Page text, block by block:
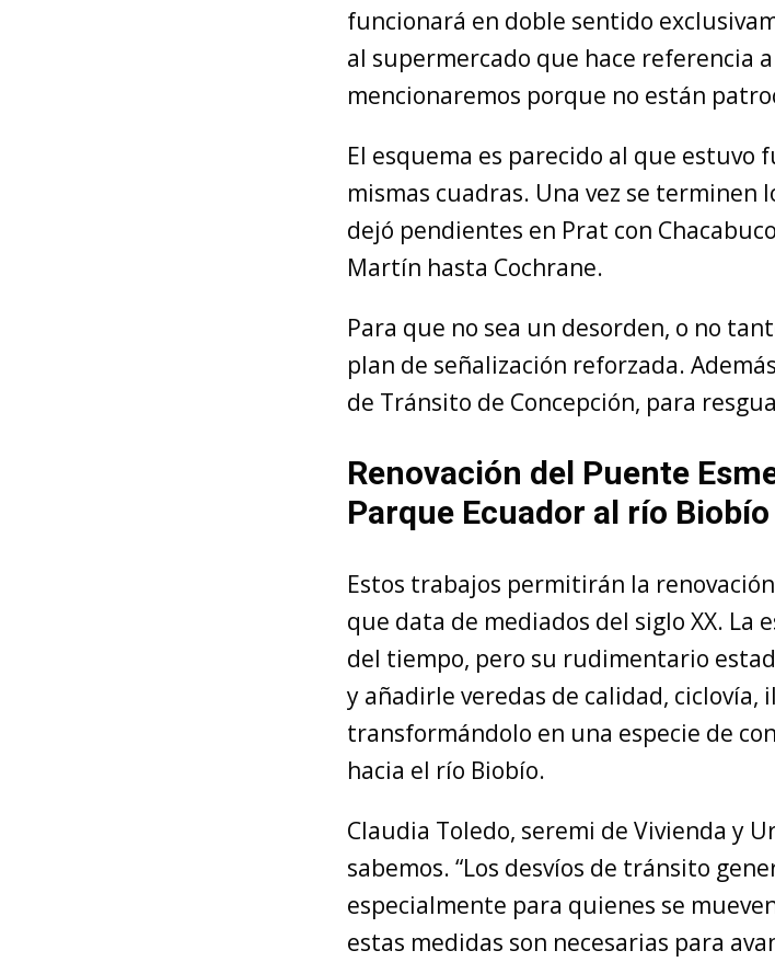
funcionará en doble sentido
al supermercado que hace referencia
mencionaremos porque no están
El esquema es parecido al que estuvo
mismas cuadras. Una vez se terminen
dejó pendientes en Prat con
Martín hasta Cochrane.
Para que no sea un desorden, o no
plan de señalización reforzada.
de Tránsito de Concepción, para
Renovación del Puente
Parque Ecuador al río Biobío
Estos trabajos permitirán la
que data de mediados del siglo XX.
del tiempo, pero su rudimentario
y añadirle veredas de calidad, ciclovía,
transformándolo en una especie de
hacia el río Biobío.
Claudia Toledo, seremi de Vivienda y
sabemos. “Los desvíos de tránsito
especialmente para quienes se
estas medidas son necesarias para